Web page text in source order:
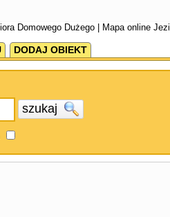
Domowego Dużego | Mapa online
DODAJ OBIEKT
szukaj